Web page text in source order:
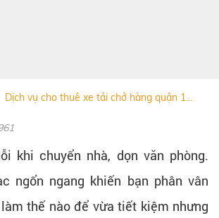
Dịch vụ cho thuê xe tải chở hàng quận 1...
khi chuyển nhà, dọn văn phòng.
ngổn ngang khiến bạn phân vân
thế nào để vừa tiết kiệm nhưng